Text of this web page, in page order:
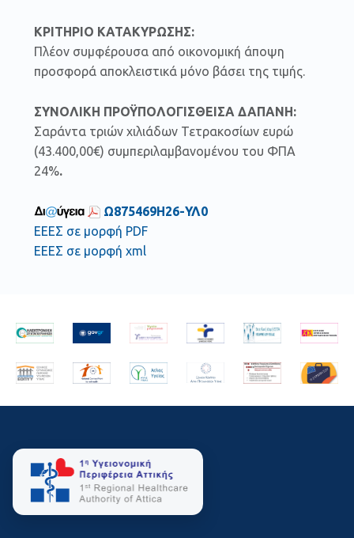
ΚΡΙΤΗΡΙΟ ΚΑΤΑΚΥΡΩΣΗΣ:
Πλέον συμφέρουσα από οικονομική άποψη
προσφορά αποκλειστικά μόνο βάσει της τιμής.
ΣΥΝΟΛΙΚΗ ΠΡΟΫΠΟΛΟΓΙΣΘΕΙΣΑ ΔΑΠΑΝΗ:
Σαράντα τριών χιλιάδων Τετρακοσίων ευρώ
(43.400,00€) συμπεριλαμβανομένου του ΦΠΑ
24%.
Ω875469Η26-ΥΛ0
ΕΕΕΣ σε μορφή PDF
ΕΕΕΣ σε μορφή xml